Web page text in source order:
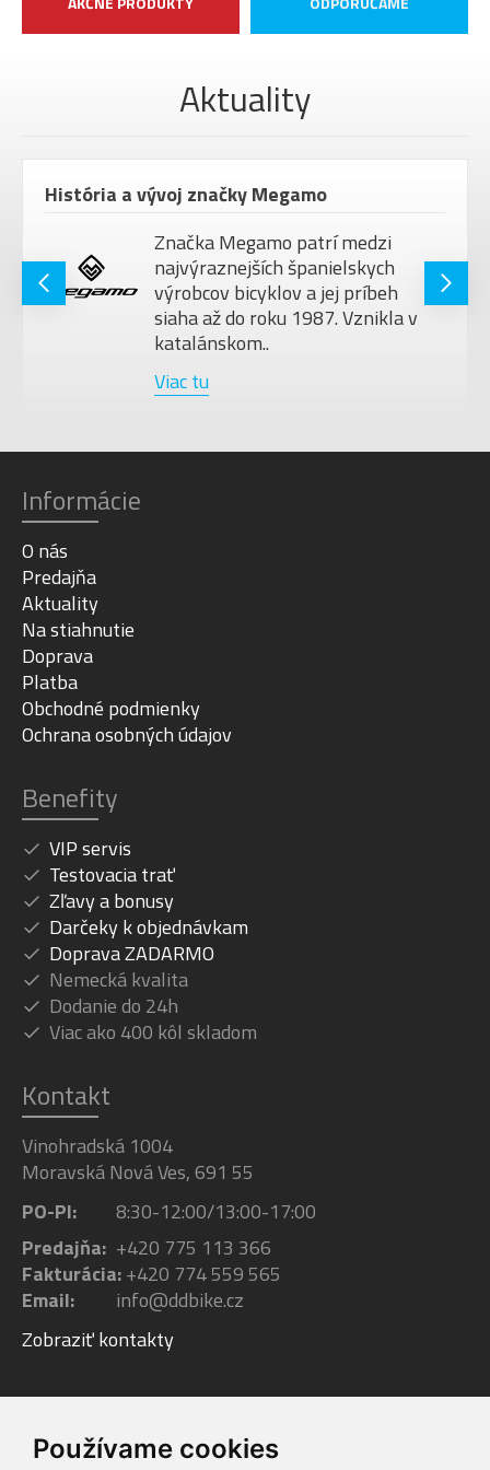
Používame cookies
seat post
120 kg
KOLIES
29"
Black, Black
Aktuality
História a vývoj značky Megamo
Značka Megamo patrí medzi
najvýraznejších španielskych
výrobcov bicyklov a jej príbeh
siaha až do roku 1987. Vznikla v
katalánskom..
Viac tu
Informácie
O nás
Predajňa
Aktuality
Na stiahnutie
Doprava
Platba
Obchodné podmienky
Ochrana osobných údajov
Benefity
VIP servis
Testovacia trať
Zľavy a bonusy
Darčeky k objednávkam
Doprava ZADARMO
Nemecká kvalita
Dodanie do 24h
Viac ako 400 kôl skladom
Kontakt
Vinohradská 1004
Moravská Nová Ves, 691 55
PO-PI:
8:30-12:00/13:00-17:00
Predajňa: +420 775 113 366
Fakturácia:+420 774 559 565
Email:
info@ddbike.cz
Zobraziť kontakty
Facebook Instagram